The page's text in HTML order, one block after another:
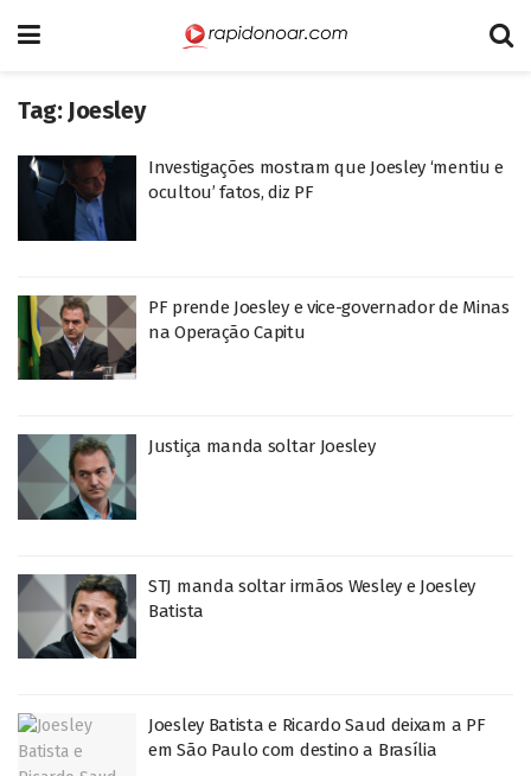
Tag: Joesley
Investigações mostram que Joesley ‘mentiu e
ocultou’ fatos, diz PF
PF prende Joesley e vice-governador de Minas
na Operação Capitu
Justiça manda soltar Joesley
STJ manda soltar irmãos Wesley e Joesley
Batista
Joesley Batista e Ricardo Saud deixam a PF
em São Paulo com destino a Brasília